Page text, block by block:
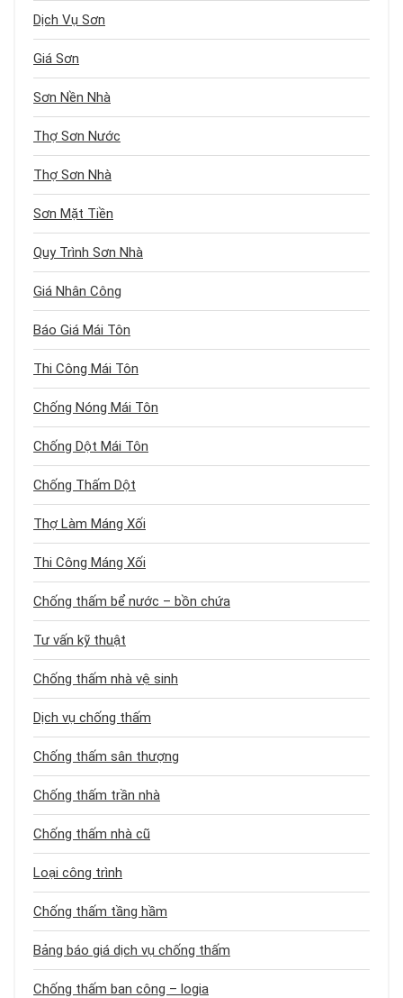
Dịch Vụ Sơn
Giá Sơn
Sơn Nền Nhà
Thợ Sơn Nước
Thợ Sơn Nhà
Sơn Mặt Tiền
Quy Trình Sơn Nhà
Giá Nhân Công
Báo Giá Mái Tôn
Thi Công Mái Tôn
Chống Nóng Mái Tôn
Chống Dột Mái Tôn
Chống Thấm Dột
Thợ Làm Máng Xối
Thi Công Máng Xối
Chống thấm bể nước – bồn chứa
Tư vấn kỹ thuật
Chống thấm nhà vệ sinh
Dịch vụ chống thấm
Chống thấm sân thượng
Chống thấm trần nhà
Chống thấm nhà cũ
Loại công trình
Chống thấm tầng hầm
Bảng báo giá dịch vụ chống thấm
Chống thấm ban công – logia